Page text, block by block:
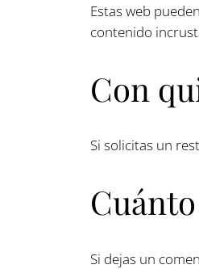
Estas web
contenido
Con
Si solicitas un
Si dejas un